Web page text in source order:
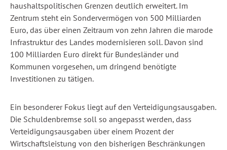
haushaltspolitischen Grenzen deutlich erweitert. Im
Zentrum steht ein Sondervermögen von 500 Milliarden
Euro, das über einen Zeitraum von zehn Jahren die marode
Infrastruktur des Landes modernisieren soll. Davon sind
100 Milliarden Euro direkt für Bundesländer und
Kommunen vorgesehen, um dringend benötigte
Investitionen zu tätigen.
Ein besonderer Fokus liegt auf den Verteidigungsausgaben.
Die Schuldenbremse soll so angepasst werden, dass
Verteidigungsausgaben über einem Prozent der
Wirtschaftsleistung von den bisherigen Beschränkungen